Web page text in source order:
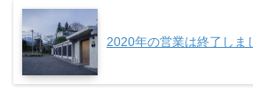
2020年の営業は終了しま